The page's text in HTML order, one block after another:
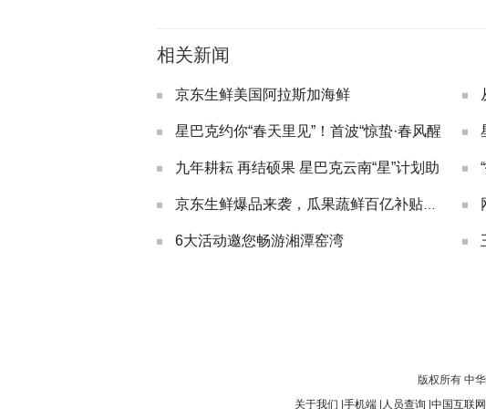
相关新闻
京东生鲜美国阿拉斯加海鲜
星巴克约你“春天里见”！首波“惊蛰·春风醒
九年耕耘 再结硕果 星巴克云南“星”计划助
6大活动邀您畅游湘潭窑湾
版权所有 中
关于我们 手机端 人员查询 中国互联